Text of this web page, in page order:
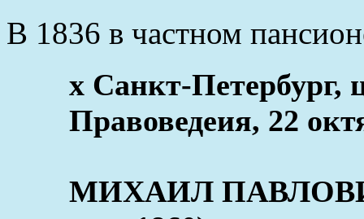
В 1836 в частном
x Санкт-Петербург,
Правоведеия, 22
МИХАИЛ